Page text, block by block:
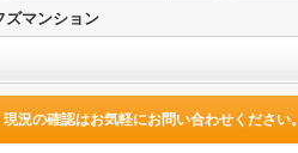
ズマンション
現況の確認はお気軽にお問い合わせください。